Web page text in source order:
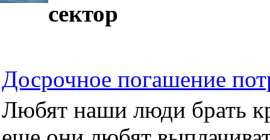
сектор
Досрочное погашение
Любят наши люди брать